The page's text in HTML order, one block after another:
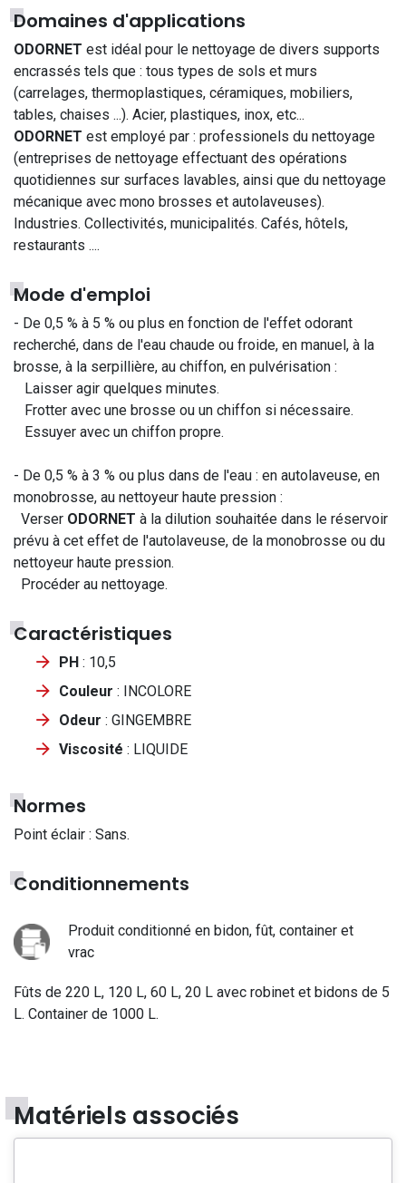
Domaines d'applications
ODORNET est idéal pour le nettoyage de divers supports
encrassés tels que : tous types de sols et murs
(carrelages, thermoplastiques, céramiques, mobiliers,
tables, chaises ...). Acier, plastiques, inox, etc...
ODORNET est employé par : professionels du nettoyage
(entreprises de nettoyage effectuant des opérations
quotidiennes sur surfaces lavables, ainsi que du nettoyage
mécanique avec mono brosses et autolaveuses).
Industries. Collectivités, municipalités. Cafés, hôtels,
restaurants ....
Mode d'emploi
- De 0,5 % à 5 % ou plus en fonction de l'effet odorant
recherché, dans de l'eau chaude ou froide, en manuel, à la
brosse, à la serpillière, au chiffon, en pulvérisation :
Laisser agir quelques minutes.
Frotter avec une brosse ou un chiffon si nécessaire.
Essuyer avec un chiffon propre.
- De 0,5 % à 3 % ou plus dans de l'eau : en autolaveuse, en
monobrosse, au nettoyeur haute pression :
Verser ODORNET à la dilution souhaitée dans le réservoir
prévu à cet effet de l'autolaveuse, de la monobrosse ou du
nettoyeur haute pression.
Procéder au nettoyage.
Caractéristiques
PH : 10,5
Couleur : INCOLORE
Odeur : GINGEMBRE
Viscosité : LIQUIDE
Normes
Point éclair : Sans.
Conditionnements
Produit conditionné en bidon, fût, container et
vrac
Fûts de 220 L, 120 L, 60 L, 20 L avec robinet et bidons de 5
L. Container de 1000 L.
Matériels associés